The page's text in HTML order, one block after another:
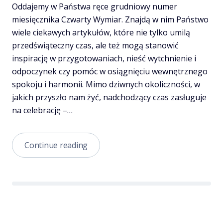
Oddajemy w Państwa ręce grudniowy numer
miesięcznika Czwarty Wymiar. Znajdą w nim Państwo
wiele ciekawych artykułów, które nie tylko umilą
przedświąteczny czas, ale też mogą stanowić
inspirację w przygotowaniach, nieść wytchnienie i
odpoczynek czy pomóc w osiągnięciu wewnętrznego
spokoju i harmonii. Mimo dziwnych okoliczności, w
jakich przyszło nam żyć, nadchodzący czas zasługuje
na celebrację –…
Continue readingCzwarty
Wymiar